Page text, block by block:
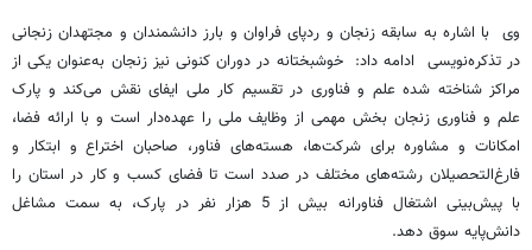
وی با اشاره به سابقه زنجان و ردپای فراوان و بارز دانشمندان و مجتهدان زنجانی
در تذکره‌نویسی‌ ادامه داد: خوشبختانه در دوران کنونی نیز زنجان به‌عنوان یکی از
مراکز شناخته شده علم و فناوری در تقسیم کار ملی ایفای نقش می‌کند و پارک
علم و فناوری زنجان بخش مهمی از وظایف ملی را عهده‌دار است و با ارائه فضا،
امکانات و مشاوره برای شرکت‌ها، هسته‌های فناور، صاحبان اختراع و ابتکار و
فارغ‌التحصیلان رشته‌های مختلف در صدد است تا فضای کسب و کار در استان را
با پیش‌بینی اشتغال فناورانه بیش از 5 هزار نفر در پارک، به سمت مشاغل
دانش‌پایه سوق دهد.